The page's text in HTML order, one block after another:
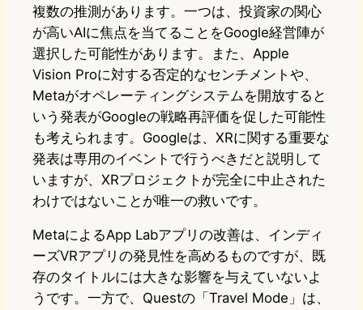
複数の推測があります。一つは、投資家の関心
が高いAIに焦点を当てることをGoogle経営陣が
選択した可能性があります。また、Apple
Vision Proに対する否定的なセンチメントや、
Metaがオペレーティングシステムを開放すると
いう発表がGoogleの戦略再評価を促した可能性
も考えられます。Googleは、XRに関する重要な
発表は専用のイベントで行うべきだと説明して
いますが、XRプロジェクトが完全に中止された
わけではないことが唯一の救いです。
MetaによるApp Labアプリの改善は、インディ
ーズVRアプリの発見性を高めるものですが、既
存のタイトルには大きな影響を与えていないよ
うです。一方で、Questの「Travel Mode」は、